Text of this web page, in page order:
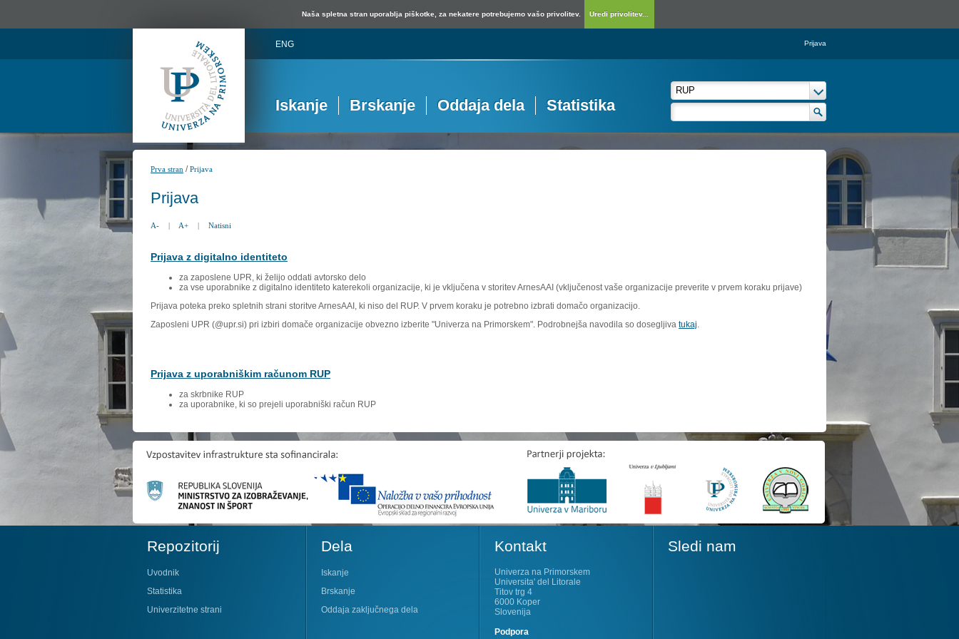
Naša spletna stran uporablja piškotke, za nekatere potrebujemo vašo privolitev. Uredi privolitev...
ENG Prijava
Iskanje Brskanje Oddaja dela Statistika
Prva stran /Prijava
Prijava
A- | A+ | Natisni
Prijava z digitalno identiteto
za zaposlene UPR, ki želijo oddati avtorsko delo
za vse uporabnike z digitalno identiteto katerekoli organizacije, ki je vključena v storitev ArnesAAI (vključenost vaše organizacije preverite v prvem koraku prijave)
Prijava poteka preko spletnih strani storitve ArnesAAI, ki niso del RUP. V prvem koraku je potrebno izbrati domačo organizacijo.
Zaposleni UPR (@upr.si) pri izbiri domače organizacije obvezno izberite "Univerza na Primorskem". Podrobnejša navodila so dosegljiva tukaj
Prijava z uporabniškim računom RUP
za skrbnike RUP
za uporabnike, ki so prejeli uporabniški račun RUP
Repozitorij
Uvodnik
Statistika
Univerzitetne strani
Dela
Iskanje
Brskanje
Oddaja zaključnega dela
Kontakt
Univerza na Primorskem
Universita' del Litorale
Titov trg 4
6000 Koper
Slovenija
Podpora
Sledi nam